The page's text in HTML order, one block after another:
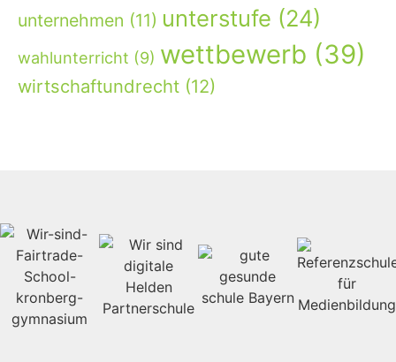
unternehmen (11) unterstufe (24)
wahlunterricht (9) wettbewerb (39)
wirtschaftundrecht (12)